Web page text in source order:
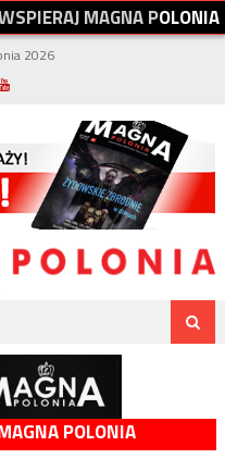
SPIERAJMAGNAPOLONIA
2026
POLONIA